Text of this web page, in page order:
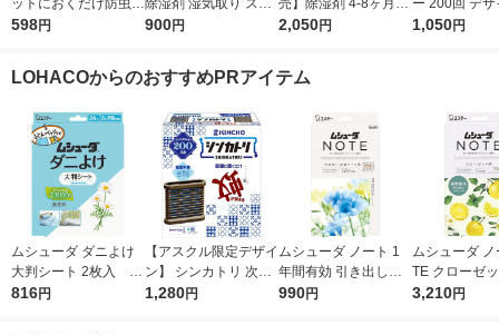
ットにおくだけ防虫力
ハーブミントの香り 1
598円
除湿剤 湿気取り スタ
ンドパックタイプ 350
900円
売】除湿剤 4-8ヶ月
（800ml×3個パック）
定
2,050円
ー 200回 デザ
無香料 12時
1,050円
LOHACOからのおすすめPRアイテム
ムシューダ ダニよけ
大判シート 2枚入 ダ
ニ除け エステー
816円
【アスクル限定デザイ
ン】 シンカトリ 次世
代型 屋内蚊取り 電源
1,280円
ムシューダ ノート 1
年間有効 引き出し・
衣装ケース用 フリー
990円
ムシューダ ノ
TE クローゼ
類 防虫剤 ペ
3,210円